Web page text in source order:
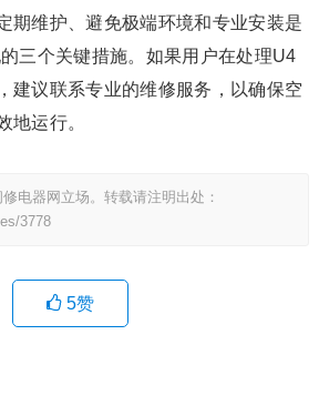
期维护、避免极端环境和专业安装是
三个关键措施。如果用户在处理U4
建议联系专业的维修服务，以确保空
地运行。
电器网立场。转载请注明出处：
3778
5赞